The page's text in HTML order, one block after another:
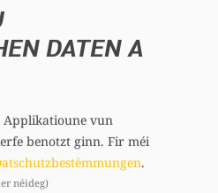
Monsieur le Ministre
du Vivre
et à Monsieur le
t-il d'une
d'accès aux différents
luxembourgeois dans
DATEN A
Applikatioune vun
benotzt ginn. Fir méi
.
néideg)